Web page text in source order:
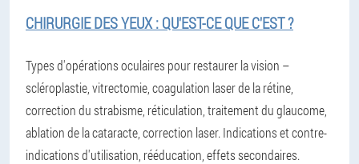
CHIRURGIE DES YEUX : QU'EST-CE QUE C'EST ?
Types d'opérations oculaires pour restaurer la vision –
scléroplastie, vitrectomie, coagulation laser de la rétine,
correction du strabisme, réticulation, traitement du glaucome,
ablation de la cataracte, correction laser. Indications et contre-
indications d'utilisation, rééducation, effets secondaires.